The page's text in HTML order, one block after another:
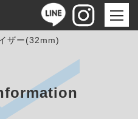
ザー(32mm)